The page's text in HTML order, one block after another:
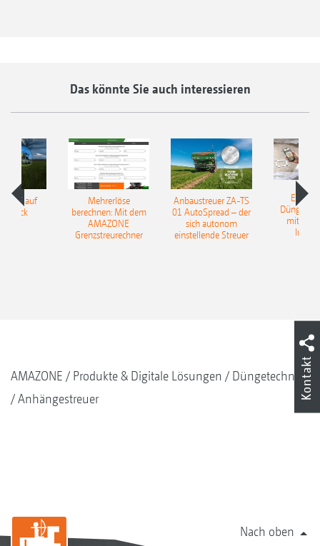
Das könnte Sie auch interessieren
auf
Mehrerlöse
berechnen: Mit dem
AMAZONE
Grenzstreurechner
Anbaustreuer ZA-TS
01 AutoSpread – der
sich autonom
einstellende Streuer
mit
AMAZONE Produkte & Digitale Lösungen
Düngetechnik
Anhängestreuer
Nach oben
Kontakt